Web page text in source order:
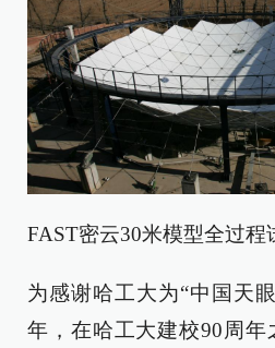
FAST密云30米模型全过程
为感谢哈工大为“中国天
年，在哈工大建校90周年